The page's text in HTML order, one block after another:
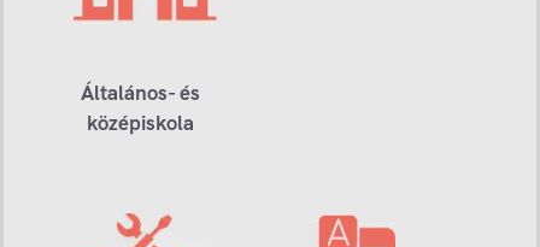
Általános- és
középiskola